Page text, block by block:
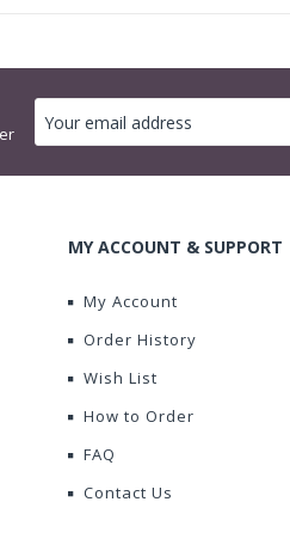
MY ACCOUNT & SUPPORT
My Account
Order History
Wish List
How to Order
FAQ
Contact Us